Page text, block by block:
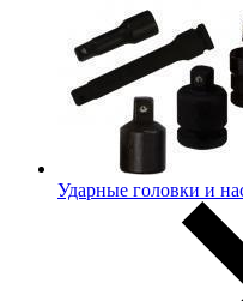
Ударные головки и